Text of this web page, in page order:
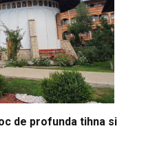
de profunda tihna si